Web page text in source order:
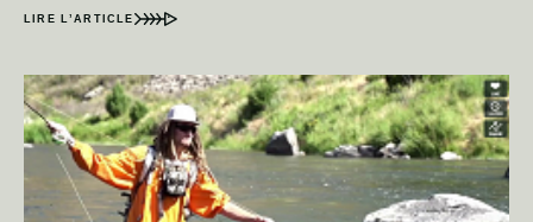
LIRE L’ARTICLE